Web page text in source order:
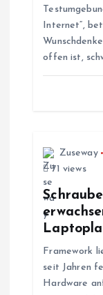
Internet“,
offen ist,
Zuseway
71 views
Framework
seit Jahren
Hardware